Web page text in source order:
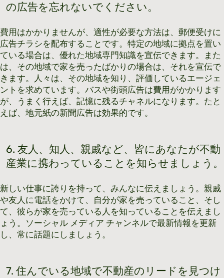
の広告を忘れないでください。
費用はかかりませんが、適性が必要な方法は、郵便受けに
広告チラシを配布することです。特定の地域に拠点を置い
ている場合は、優れた地域専門知識を宣伝できます。また
は、その地域で家を売ったばかりの場合は、それを宣伝で
きます。人々は、その地域を知り、評価しているエージェ
ントを求めています。バスや街頭広告は費用がかかります
が、うまく行えば、記憶に残るチャネルになります。たと
えば、地元紙の新聞広告は効果的です。
6. 友人、知人、親戚など、皆にあなたが不動
産業に携わっていることを知らせましょう。
新しい仕事に誇りを持って、みんなに伝えましょう。親戚
や友人に電話をかけて、自分が家を売っていること、そし
て、彼らが家を売っている人を知っていることを伝えまし
ょう。ソーシャル メディア チャンネルで最新情報を更新
し、常に話題にしましょう。
7. 住んでいる地域で不動産のリードを見つけ